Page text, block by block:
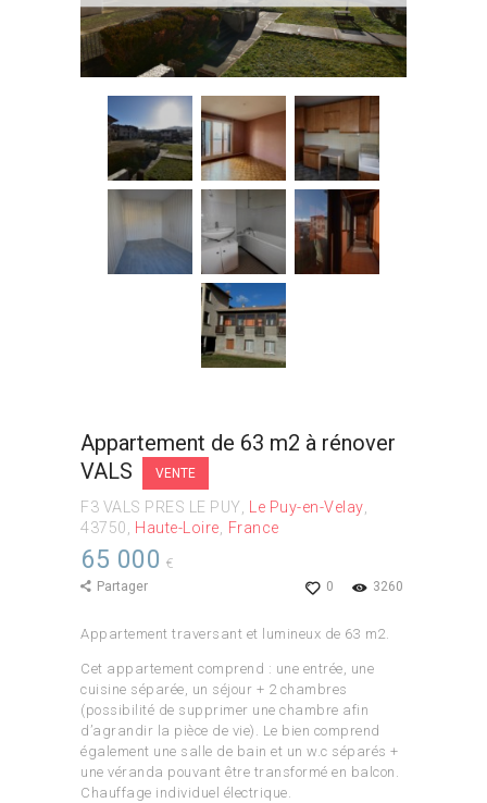
Appartement de 63 m2 à rénover
VALS
VENTE
F3 VALS PRES LE PUY
Le Puy-en-Velay
43750
Haute-Loire France
65 000 €
3260
0
Partager
Appartement traversant et lumineux de 63 m2.
Cet appartement comprend : une entrée, une
cuisine séparée, un séjour + 2 chambres
(possibilité de supprimer une chambre afin
d’agrandir la pièce de vie). Le bien comprend
également une salle de bain et un w.c séparés +
une véranda pouvant être transformé en balcon.
Chauffage individuel électrique.